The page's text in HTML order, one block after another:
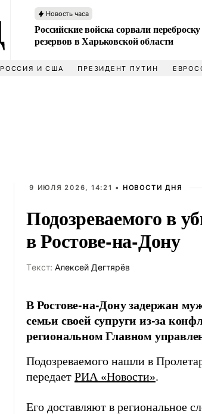
Новость часа
Российские войска сорвали
резервов в Харьковской области
РОССИЯ И США ПРЕЗИДЕНТ ПУТИН
9 ИЮЛЯ 2026, 14:21 • НОВОСТИ ДНЯ
Подозреваемого в
в Ростове-на-Дону
Tекст: Алексей Дегтярёв
В Ростове-на-Дону задержан
семьи своей супруги из-за
региональном Главном
Подозреваемого нашли в
передает РИА «Новости».
Его доставляют в региональное